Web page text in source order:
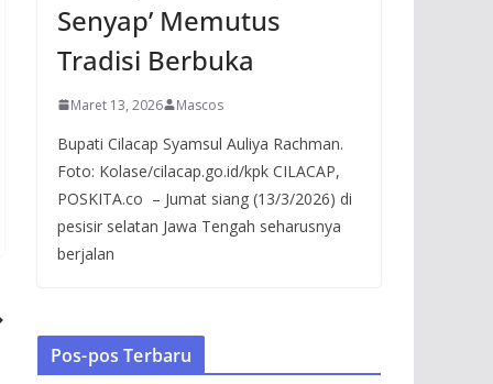
Senyap’ Memutus
Tradisi Berbuka
Maret 13, 2026 Mascos
Bupati Cilacap Syamsul Auliya Rachman.
Foto: Kolase/cilacap.go.id/kpk CILACAP,
POSKITA.co – Jumat siang (13/3/2026) di
pesisir selatan Jawa Tengah seharusnya
berjalan
Pos-pos Terbaru